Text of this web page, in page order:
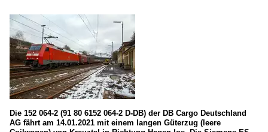
Die 152 064-2 (91 80 6152 064-2 D-DB) der DB Cargo Deutschland
AG fährt am 14.01.2021 mit einem langen Güterzug (leere